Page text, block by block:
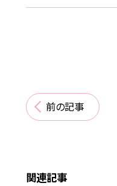
前の記事
関連記事